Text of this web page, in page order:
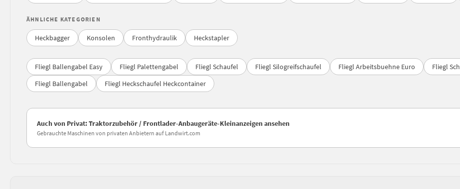
ÄHNLICHE KATEGORIEN
Heckbagger Konsolen Fronthydraulik Heckstapler
Fliegl Ballengabel Easy Fliegl Palettengabel Fliegl Schaufel Fliegl Silogreifschaufel Fliegl Arbeitsbuehne Euro
Fliegl
Fliegl Ballengabel
Fliegl Heckschaufel Heckcontainer
Auch von Privat: Traktorzubehör / Frontlader-Anbaugeräte-Kleinanzeigen ansehen
Gebrauchte Maschinen von privaten Anbietern auf Landwirt.com